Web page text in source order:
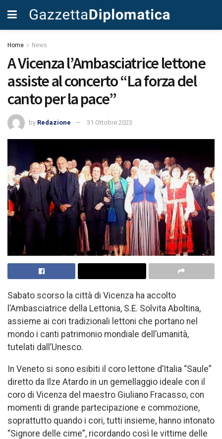
Home News
A Vicenza l’Ambasciatrice lettone
assiste al concerto “La forza del
canto per la pace”
by Redazione 31 Ottobre 2023
Sabato scorso la città di Vicenza ha accolto
l’Ambasciatrice della Lettonia, S.E. Solvita Aboltina,
assieme ai cori tradizionali lettoni che portano nel
mondo i canti patrimonio mondiale dell’umanità,
tutelati dall’Unesco.
In Veneto si sono esibiti il coro lettone d’Italia “Saule”
diretto da Ilze Atardo in un gemellaggio ideale con il
coro di Vicenza del maestro Giuliano Fracasso, con
momenti di grande partecipazione e commozione,
soprattutto quando i cori, tutti insieme, hanno intonato
“Signore delle cime”, ricordando così le vittime delle